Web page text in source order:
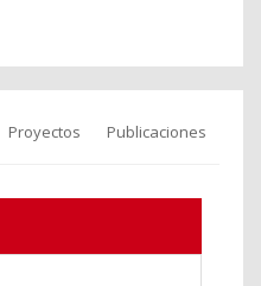
Proyectos Publicaciones